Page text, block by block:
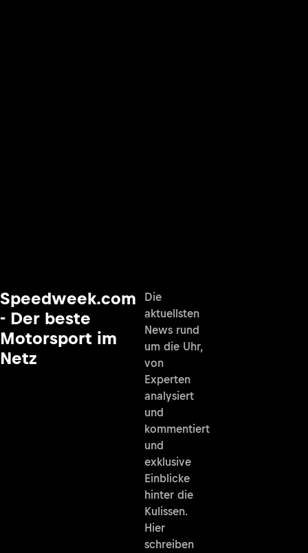
Speedweek.com
- Der beste
Motorsport im
Netz
Die
aktuellsten
News rund
um die Uhr,
von
Experten
analysiert
und
kommentiert
und
exklusive
Einblicke
hinter die
Kulissen.
Hier
schreiben